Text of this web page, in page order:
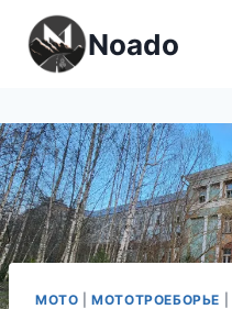
Перейти
содержимому
Noado
МОТО |МОТОТРОЕБОРЬЕ